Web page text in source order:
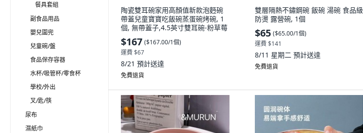
餐具套組
副食品用品
嬰兒圍兜
兒童碗/盤
食品保存容器
水杯/吸管杯/零食杯
學校/外出
叉/匙/筷
尿布
濕紙巾
陶瓷雙耳碗家用高顏值新款泡麪碗
帶蓋兒童寶寶吃飯碗蒸蛋碗烤碗, 1
個, 無帶蓋子,4.5英寸雙耳碗-粉草莓
$167 ($167.00/1個)
運費 $67
8/21 預計送達
免費退貨
雙層隔熱不鏽鋼碗 飯碗 湯碗 食品級
防燙 露營碗, 1個
$65 ($65.00/1個)
運費 $141
8/11 星期二 預計送達
免費退貨